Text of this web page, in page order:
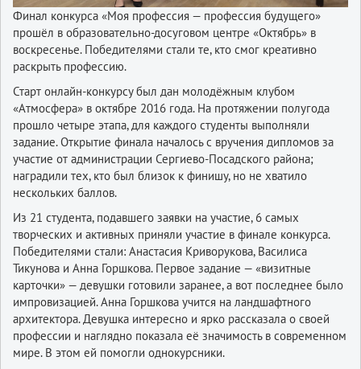
Финал конкурса «Моя профессия — профессия будущего»
прошёл в образовательно-досуговом центре «Октябрь» в
воскресенье. Победителями стали те, кто смог креативно
раскрыть профессию.
Старт онлайн-конкурсу был дан молодёжным клубом
«Атмосфера» в октябре 2016 года. На протяжении полугода
прошло четыре этапа, для каждого студенты выполняли
задание. Открытие финала началось с вручения дипломов за
участие от администрации Сергиево-Посадского района;
наградили тех, кто был близок к финишу, но не хватило
нескольких баллов.
Из 21 студента, подавшего заявки на участие, 6 самых
творческих и активных приняли участие в финале конкурса.
Победителями стали: Анастасия Криворукова, Василиса
Тикунова и Анна Горшкова. Первое задание — «визитные
карточки» — девушки готовили заранее, а вот последнее было
импровизацией. Анна Горшкова учится на ландшафтного
архитектора. Девушка интересно и ярко рассказала о своей
профессии и наглядно показала её значимость в современном
мире. В этом ей помогли однокурсники.